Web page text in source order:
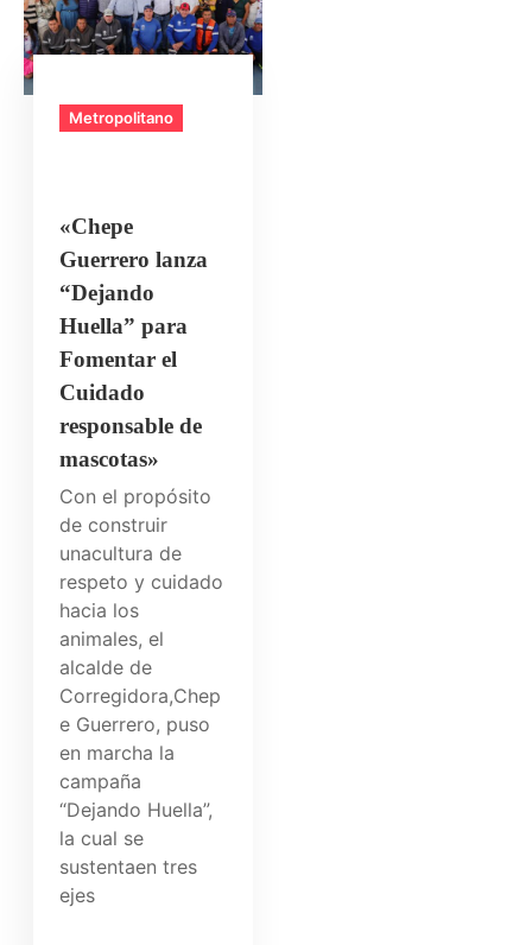
Metropolitano
«Chepe
Guerrero lanza
“Dejando
Huella” para
Fomentar el
Cuidado
responsable de
mascotas»
Con el propósito
de construir
unacultura de
respeto y cuidado
hacia los
animales, el
alcalde de
Corregidora,Chep
e Guerrero, puso
en marcha la
campaña
“Dejando Huella”,
la cual se
sustentaen tres
ejes